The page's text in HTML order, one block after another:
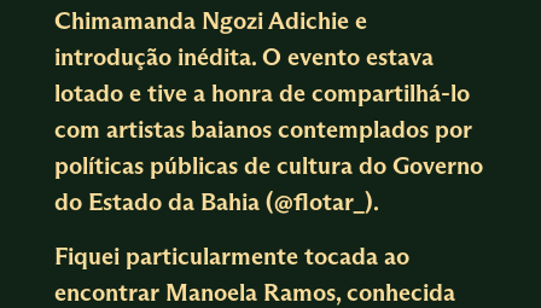
Chimamanda Ngozi Adichie e
introdução inédita. O evento estava
lotado e tive a honra de compartilhá-lo
com artistas baianos contemplados por
políticas públicas de cultura do Governo
do Estado da Bahia (@flotar_ ).
Fiquei particularmente tocada ao
encontrar Manoela Ramos, conhecida